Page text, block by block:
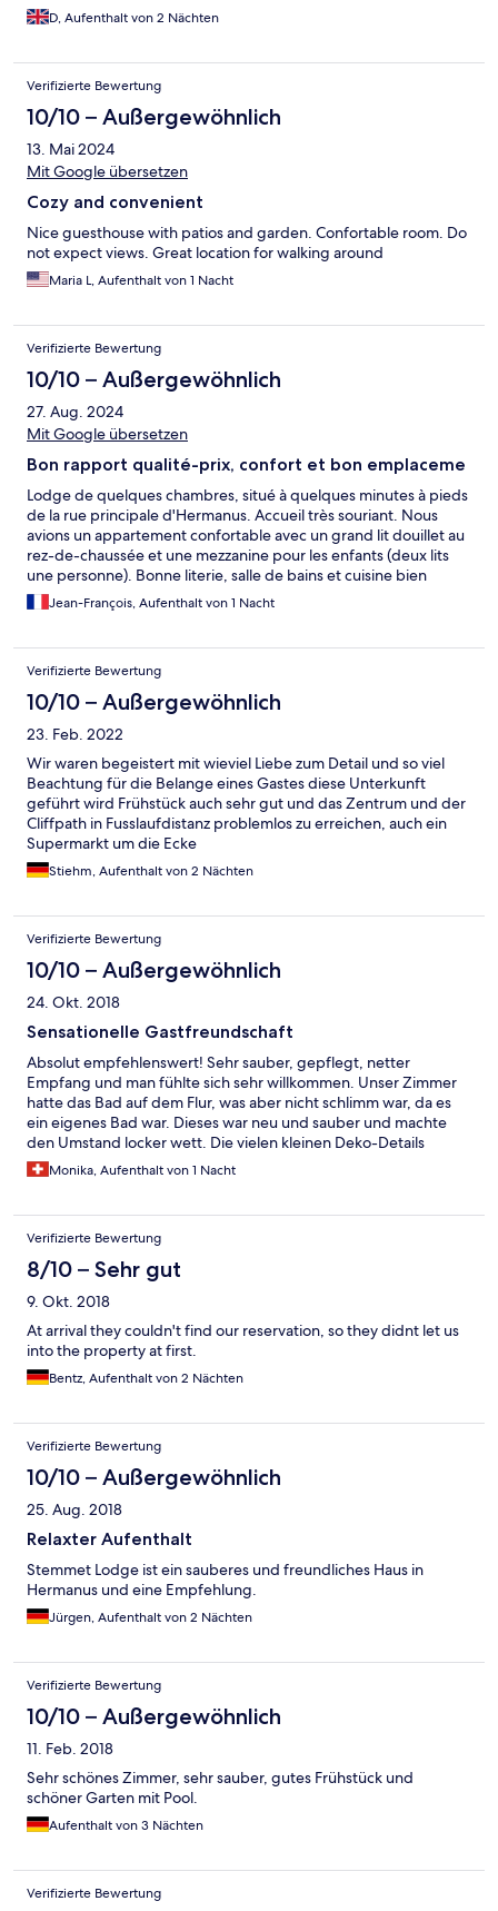
D, Aufenthalt von 2 Nächten
Verifizierte Bewertung
10/10 – Außergewöhnlich
13. Mai 2024
Mit Google übersetzen
Cozy and convenient
Nice guesthouse with patios and garden. Confortable room. Do
not expect views. Great location for walking around
Maria L, Aufenthalt von 1 Nacht
Verifizierte Bewertung
10/10 – Außergewöhnlich
27. Aug. 2024
Mit Google übersetzen
Bon rapport qualité-prix, confort et bon emplaceme
Lodge de quelques chambres, situé à quelques minutes à pieds
de la rue principale d'Hermanus. Accueil très souriant. Nous
avions un appartement confortable avec un grand lit douillet au
rez-de-chaussée et une mezzanine pour les enfants (deux lits
une personne). Bonne literie, salle de bains et cuisine bien
équipées. Piscine non utilisée (et vide) en août (fin d'hiver). Petit
déjeuner inclus un peu basique. En option, omelette succulente
Jean-François, Aufenthalt von 1 Nacht
Verifizierte Bewertung
10/10 – Außergewöhnlich
23. Feb. 2022
Wir waren begeistert mit wieviel Liebe zum Detail und so viel
Beachtung für die Belange eines Gastes diese Unterkunft
geführt wird Frühstück auch sehr gut und das Zentrum und der
Cliffpath in Fusslaufdistanz problemlos zu erreichen, auch ein
Supermarkt um die Ecke
Stiehm, Aufenthalt von 2 Nächten
Verifizierte Bewertung
10/10 – Außergewöhnlich
24. Okt. 2018
Sensationelle Gastfreundschaft
Absolut empfehlenswert! Sehr sauber, gepflegt, netter
Empfang und man fühlte sich sehr willkommen. Unser Zimmer
hatte das Bad auf dem Flur, was aber nicht schlimm war, da es
ein eigenes Bad war. Dieses war neu und sauber und machte
den Umstand locker wett. Die vielen kleinen Deko-Details
haben den Aufenthalt ausgemacht.
Monika, Aufenthalt von 1 Nacht
Verifizierte Bewertung
8/10 – Sehr gut
9. Okt. 2018
At arrival they couldn't find our reservation, so they didnt let us
into the property at first.
Bentz, Aufenthalt von 2 Nächten
Verifizierte Bewertung
10/10 – Außergewöhnlich
25. Aug. 2018
Relaxter Aufenthalt
Stemmet Lodge ist ein sauberes und freundliches Haus in
Hermanus und eine Empfehlung.
Jürgen, Aufenthalt von 2 Nächten
Verifizierte Bewertung
10/10 – Außergewöhnlich
11. Feb. 2018
Sehr schönes Zimmer, sehr sauber, gutes Frühstück und
schöner Garten mit Pool.
Aufenthalt von 3 Nächten
Verifizierte Bewertung